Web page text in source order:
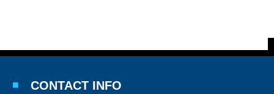
CONTACT INFO